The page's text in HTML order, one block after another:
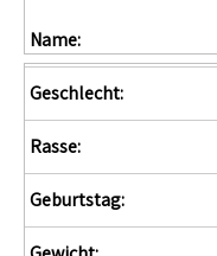
Name:
Geschlecht:
Rasse:
Geburtstag: